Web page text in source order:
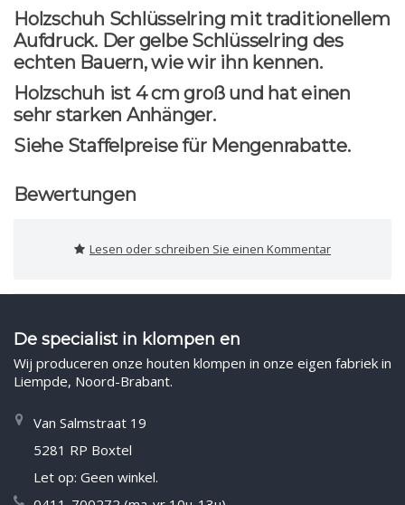
Holzschuh Schlüsselring mit traditionellem
Aufdruck. Der gelbe Schlüsselring des
echten Bauern, wie wir ihn kennen.
Holzschuh ist 4 cm groß und hat einen
sehr starken Anhänger.
Siehe Staffelpreise für Mengenrabatte.
Bewertungen
Lesen oder schreiben Sie einen Kommentar
De specialist in klompen en
Wij produceren onze houten klompen in onze eigen fabriek in
Liempde, Noord-Brabant.
Van Salmstraat 19
5281 RP Boxtel
Let op: Geen winkel.